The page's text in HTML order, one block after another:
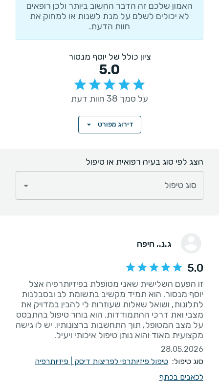
האמון שלכם זה הדבר החשוב ביותר ולכן רופאים
לא יכולים לשלם על מנת לשנות או למחוק את
חוות הדעת.
ציון כולל של יוסף מנסור
5.0
על סמך 38 חוות דעת
דירוג מפורט
הצג לפי סוג בעיה רפואית או טיפול
סוג טיפול
ג.נ., חיפה
5.0
זו הפעם השלישית שאני מטופלת בפיזיותרפיה אצל
יוסף מנסור. הוא תמיד מקשיב בתשומת לב ובסבלנות
לתלונות, ושואל שאלות שעוזרות לי להבין במדויק את
מצבי ואת דרכי ההתמודדות. הוא בוחר טיפול בהתבסס
על מצב המטופל, תוך התחשבות ברצונותיו. יש לו גישה
מקצועית מאוד והוא נותן טיפול איכותי ויעיל.
28.05.2026
סוג טיפול: טיפול פיזיותרפי לפריצות דיסק
פיזיותרפיה
לכאבים בכתף